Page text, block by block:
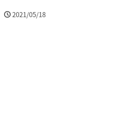
2021/05/18